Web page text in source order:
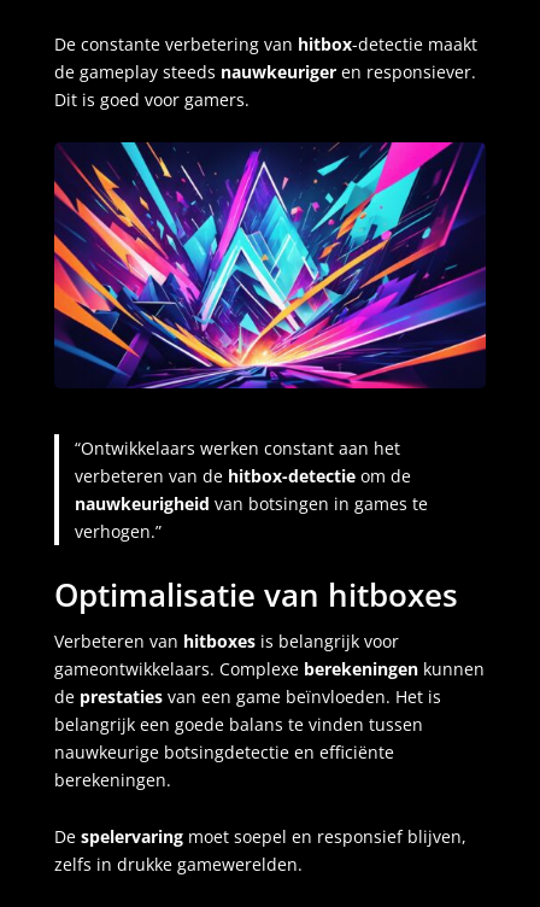
De constante verbetering van hitbox-detectie maakt
de gameplay steeds nauwkeurigeren responsiever.
Dit is goed voor gamers.
“Ontwikkelaars werken constant aan het
verbeteren van de hitbox-detectie om de
nauwkeurigheid van botsingen in games te
verhogen.”
Optimalisatie van hitboxes
Verbeteren van hitboxesis belangrijk voor
gameontwikkelaars. Complexe berekeningenkunnen
de prestatiesvan een game beïnvloeden. Het is
belangrijk een goede balans te vinden tussen
nauwkeurige botsingdetectie en efficiënte
berekeningen.
De spelervaringmoet soepel en responsief blijven,
zelfs in drukke gamewerelden.